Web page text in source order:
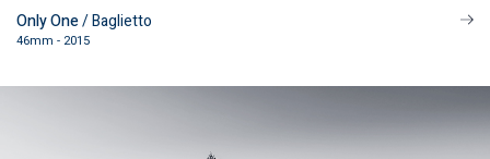
Only One/ Baglietto
46mm - 2015